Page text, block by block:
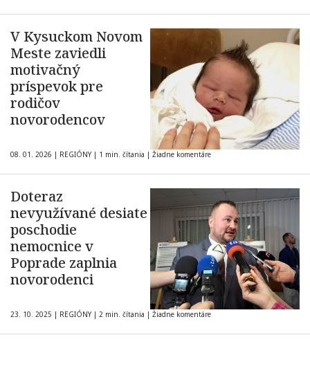
V Kysuckom Novom
Meste zaviedli
motivačný
príspevok pre
rodičov
novorodencov
08. 01. 2026 | REGIÓNY | 1 min. čítania | Žiadne komentáre
Doteraz
nevyužívané desiate
poschodie
nemocnice v
Poprade zaplnia
novorodenci
23. 10. 2025 | REGIÓNY | 2 min. čítania | Žiadne komentáre